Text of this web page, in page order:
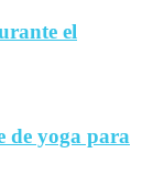
el
de yoga para